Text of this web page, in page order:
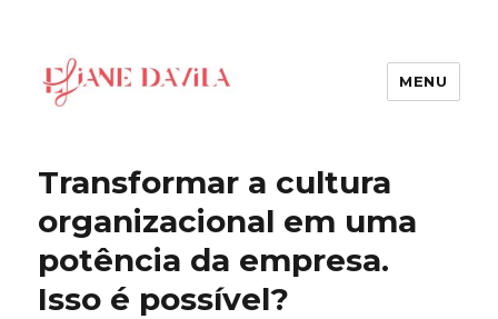
MENU
Transformar a cultura
organizacional em uma
potência da empresa.
Isso é possível?